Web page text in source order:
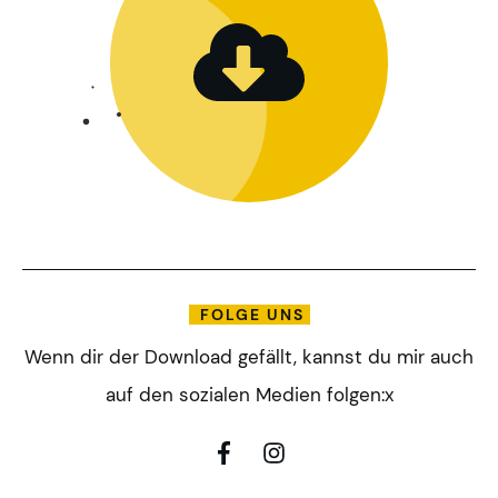
FOLGE UNS
Wenn dir der Download gefällt, kannst du mir auch
auf den sozialen Medien folgen:x